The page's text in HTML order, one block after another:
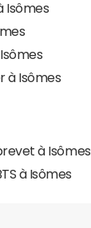
Isômes
à Isômes
à Isômes
à Isômes